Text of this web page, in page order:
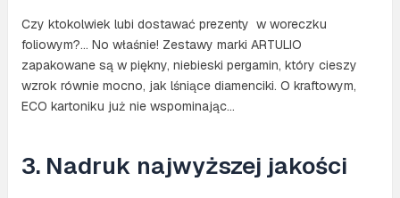
Czy ktokolwiek lubi dostawać prezenty w woreczku
foliowym?… No właśnie! Zestawy marki ARTULIO
zapakowane są w piękny, niebieski pergamin, który cieszy
wzrok równie mocno, jak lśniące diamenciki. O kraftowym,
ECO kartoniku już nie wspominając…
3. Nadruk najwyższej jakości